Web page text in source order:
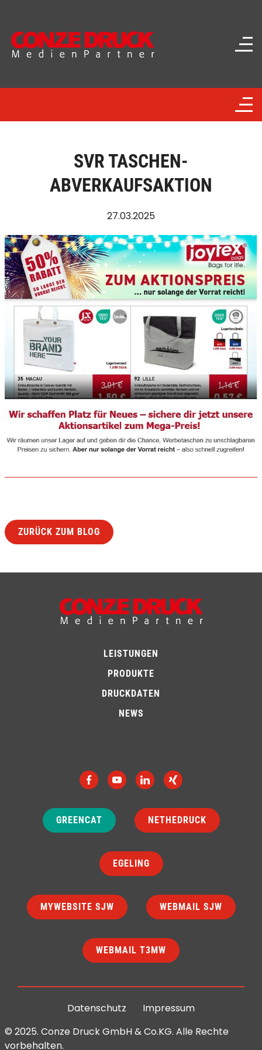
SVR TASCHEN-
ABVERKAUFSAKTION
27.03.2025
ZURÜCK ZUM BLOG
LEISTUNGEN
PRODUKTE
DRUCKDATEN
NEWS
GREENCAT NETHEDRUCK
EGELING
MYWEBSITE SJW WEBMAIL SJW
WEBMAIL T3MW
© 2025. Conze Druck GmbH & Co.KG. Alle Rechte
vorbehalten.
Datenschutz Impressum